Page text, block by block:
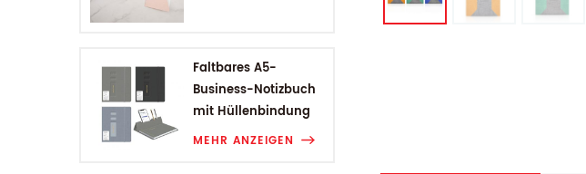
Faltbares A5-
Business-Notizbuch
mit Hüllenbindung
MEHR ANZEIGEN